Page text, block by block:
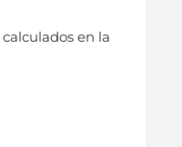
calculados en la